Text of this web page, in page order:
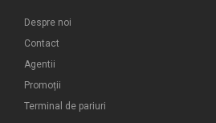
Despre noi
Contact
Agentii
Promoții
Terminal de pariuri